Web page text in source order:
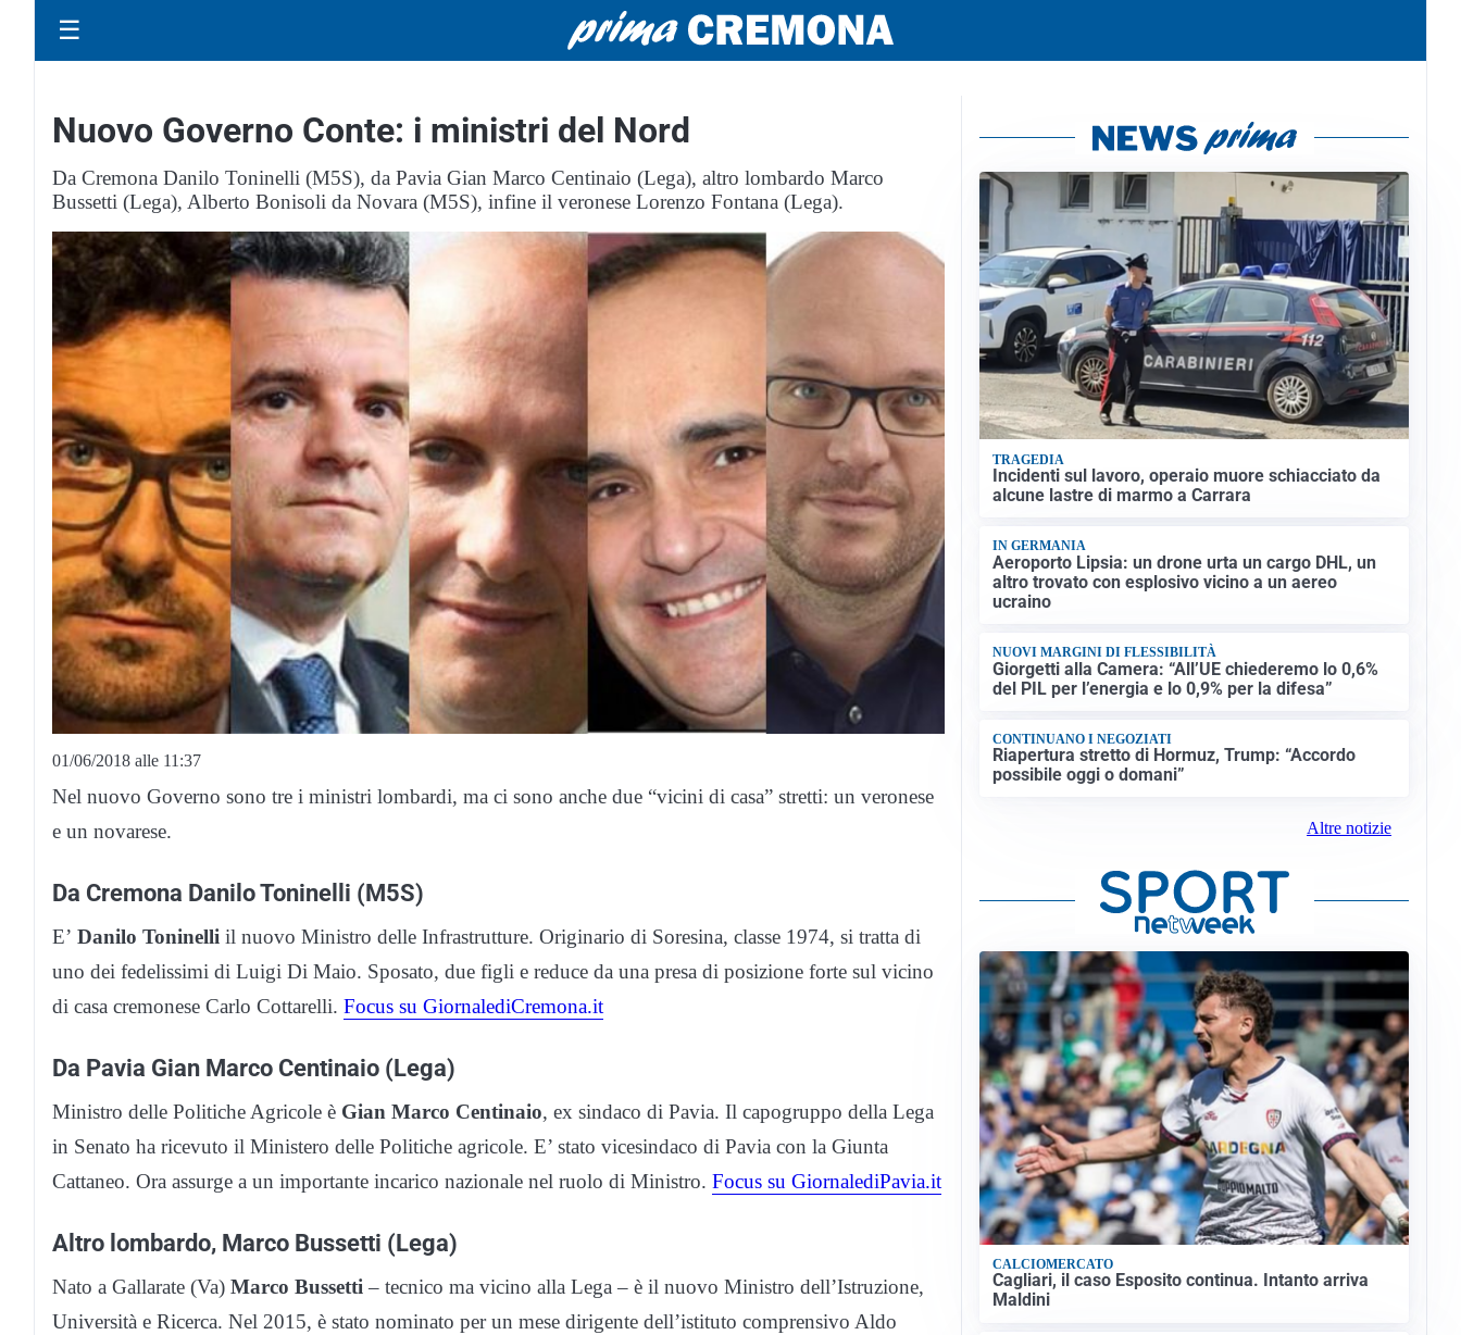
☰
Nuovo Governo Conte: i ministri del Nord
Da Cremona Danilo Toninelli (M5S), da Pavia Gian Marco Centinaio (Lega), altro lombardo Marco
Bussetti (Lega), Alberto Bonisoli da Novara (M5S), infine il veronese Lorenzo Fontana (Lega).
01/06/2018 alle 11:37
Nel nuovo Governo sono tre i ministri lombardi, ma ci sono anche due “vicini di casa” stretti: un veronese
e un novarese.
Da Cremona Danilo Toninelli (M5S)
E’ Danilo Toninelli il nuovo Ministro delle Infrastrutture. Originario di Soresina, classe 1974, si tratta di
uno dei fedelissimi di Luigi Di Maio. Sposato, due figli e reduce da una presa di posizione forte sul vicino
di casa cremonese Carlo Cottarelli. Focus su GiornalediCremona.it
Da Pavia Gian Marco Centinaio (Lega)
Ministro delle Politiche Agricole è Gian Marco Centinaio, ex sindaco di Pavia. Il capogruppo della Lega
in Senato ha ricevuto il Ministero delle Politiche agricole. E’ stato vicesindaco di Pavia con la Giunta
Cattaneo. Ora assurge a un importante incarico nazionale nel ruolo di Ministro. Focus su GiornalediPavia.it
Altro lombardo, Marco Bussetti (Lega)
Nato a Gallarate (Va) Marco Bussetti– tecnico ma vicino alla Lega – è il nuovo Ministro dell’Istruzione,
Università e Ricerca. Nel 2015, è stato nominato per un mese dirigente dell’istituto comprensivo Aldo
TRAGEDIA
Incidenti sul lavoro, operaio muore schiacciato da
alcune lastre di marmo a Carrara
IN GERMANIA
Aeroporto Lipsia: un drone urta un cargo DHL, un
altro trovato con esplosivo vicino a un aereo
ucraino
NUOVI MARGINI DI FLESSIBILITÀ
Giorgetti alla Camera: “All’UE chiederemo lo 0,6%
del PIL per l’energia e lo 0,9% per la difesa”
CONTINUANO I NEGOZIATI
Riapertura stretto di Hormuz, Trump: “Accordo
possibile oggi o domani”
Altre notizie
CALCIOMERCATO
Cagliari, il caso Esposito continua. Intanto arriva
Maldini